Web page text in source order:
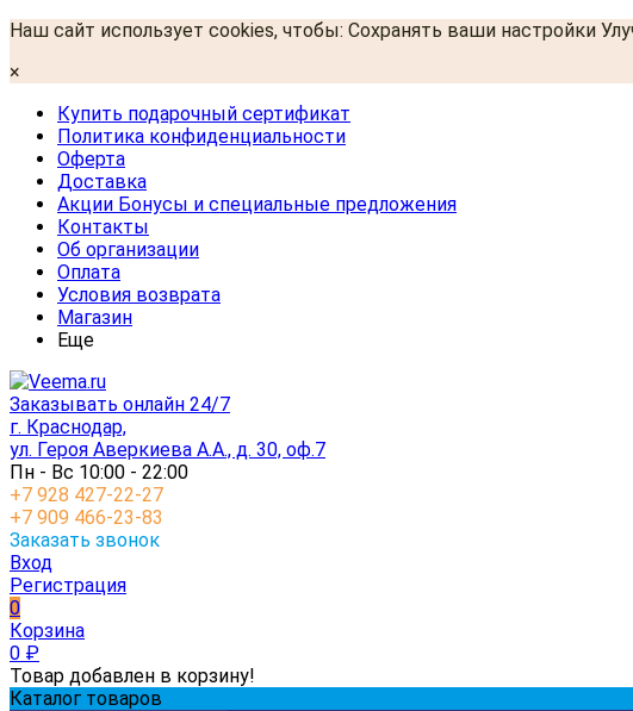
Наш сайт использует cookies, чтобы: Сохранять ваши настройки
×
Купить подарочный сертификат
Политика конфиденциальности
Оферта
Доставка
Акции Бонусы и специальные предложения
Контакты
Об организации
Оплата
Условия возврата
Магазин
Еще
Заказывать онлайн 24/7
г. Краснодар,
ул. Героя Аверкиева А.А., д. 30, оф.7
Пн - Вс 10:00 - 22:00
+7 928 427-22-27
+7 909 466-23-83
Заказать звонок
Вход
Регистрация
0
Корзина
0 ₽
Товар добавлен в корзину!
Каталог товаров